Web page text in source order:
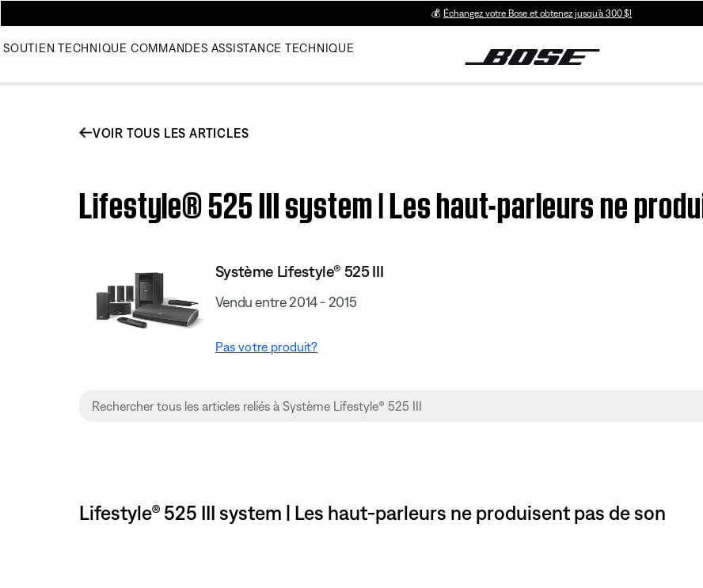
💰 Échangez votre Bose et obtenez jusqu’à 300 $!
SOUTIEN TECHNIQUE COMMANDES ASSISTANCE TECHNIQUE
VOIR TOUS LES ARTICLES
Lifestyle® 525 III system | Les haut-parleurs ne
Système Lifestyle® 525 III
Vendu entre 2014 - 2015
Pas votre produit?
Lifestyle® 525 III system | Les haut-parleurs ne produisent pas de son